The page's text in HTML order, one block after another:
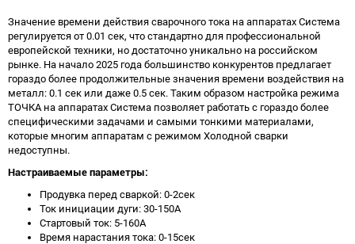
Значение времени действия сварочного тока на аппаратах Система
регулируется от 0.01 сек, что стандартно для профессиональной
европейской техники, но достаточно уникально на российском
рынке. На начало 2025 года большинство конкурентов предлагает
гораздо более продолжительные значения времени воздействия на
металл: 0.1 сек или даже 0.5 сек. Таким образом настройка режима
ТОЧКА на аппаратах Система позволяет работать с гораздо более
специфическими задачами и самыми тонкими материалами,
которые многим аппаратам с режимом Холодной сварки
недоступны.
Настраиваемые параметры:
Продувка перед сваркой: 0-2сек
Ток инициации дуги: 30-150А
Стартовый ток: 5-160А
Время нарастания тока: 0-15сек